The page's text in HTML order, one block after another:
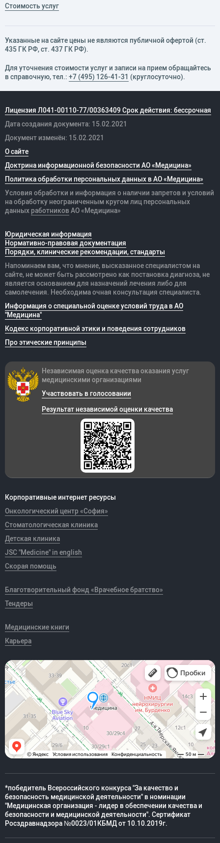
Стоимость услуг
Указанные на сайте цены не являются публичной офертой (ст.
435 ГК РФ, cт. 437 ГК РФ).
Для уточнения стоимости услуг и записи на прием обращайтесь
в справочную, тел.: +7 (495) 126-41-31 (круглосуточно).
Лицензия Л041-00110-77/00363409 Срок действия: бессрочная
Дата создания документа: 15.02.2021
Документ изменён: 15.02.2021
О сайте
Доктрина информационной безопасности АО «Медицина»
Политика обработки персональных данных в АО «Медицина»
Условия обработки и информация о наличии запретов и условий
на обработку неограниченным кругом лиц персональных
данных работников АО «Медицина»
Юридическая информация
Нормативно-правовая документация
Порядки, клинические рекомендации, стандарты
Напоминаем вам, что мнение, высказанное специалистом на
сайте, не может быть рассмотрено как постановка диагноза, не
является основанием для назначений лечения либо для
самолечения. Необходима очная консультация специалиста.
Информация о специальной оценке условий труда в АО
"Медицина"
Кодекс корпоративной этики и поведения сотрудников
Про этические принципы
Корпоративные интернет ресурсы
Онкологический центр «София»
Стоматологическая клиника
Детская клиника
JSC "Medicine" in english
Скорая помощь
Благотворительный фонд «Врачебное братство»
Тендеры
Медицинские книги
Карьера
Независимая оценка качества оказания услуг
медицинскими организациями
Участвовать в голосовании
Результат независимой оценки качества
*победитель Всероссийского конкурса "За качество и
безопасность медицинской деятельности" в номинации
"Медицинская организация - лидер в обеспечении качества и
безопасности и медицинской деятельности". Сертификат
Росздравнадзора №0023/01КБМД от 10.10.2019г.